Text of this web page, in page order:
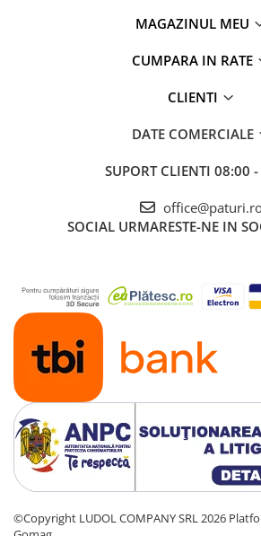
MAGAZINUL MEU
CUMPARA IN RATE
CLIENTI
DATE COMERCIALE
SUPORT CLIENTI 08:00
SOCIAL URMARESTE-NE IN
©Copyright LUDOL COMPANY SRL 2026